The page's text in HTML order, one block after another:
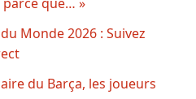
Monde 2026 : Suivez
du Barça, les joueurs